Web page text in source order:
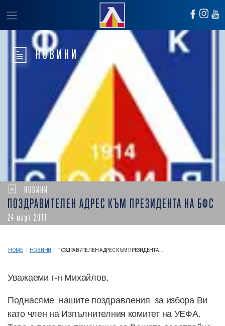
НОВИНИ
НОВИНИ
ПОЗДРАВИТЕЛЕН АДРЕС КЪМ ПРЕЗИДЕНТА НА БФС
24 март 2011
HOME / НОВИНИ / ПОЗДРАВИТЕЛЕН АДРЕС КЪМ ПРЕЗИДЕНТА...
Уважаеми г-н Михайлов,
Поднасяме нашите поздравления за избора Ви
като член на Изпълнителния комитет на УЕФА.